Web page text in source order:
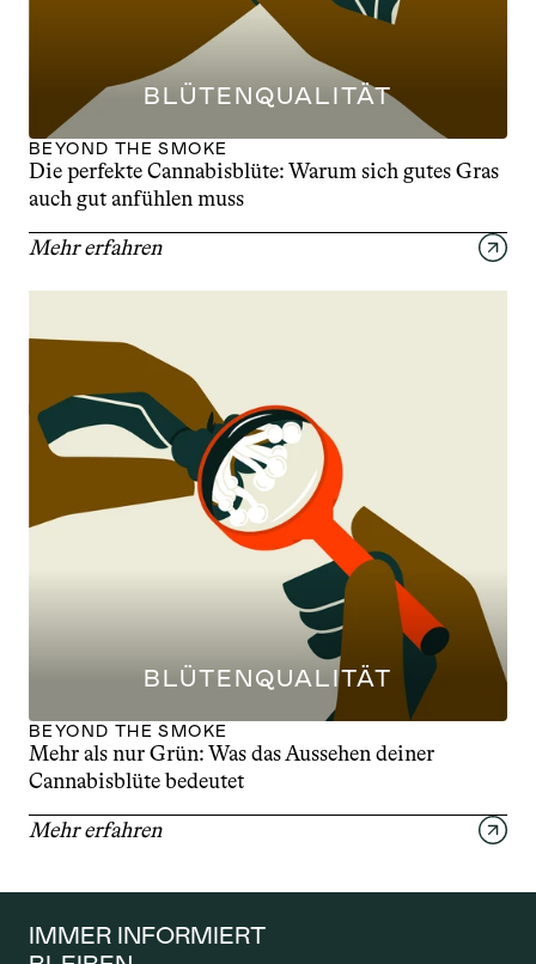
BLÜTENQUALITÄT
BEYOND THE SMOKE
Die perfekte Cannabisblüte: Warum sich gutes Gras
auch gut anfühlen muss
Mehr erfahren
BLÜTENQUALITÄT
BEYOND THE SMOKE
Mehr als nur Grün: Was das Aussehen deiner
Cannabisblüte bedeutet
Mehr erfahren
IMMER INFORMIERT